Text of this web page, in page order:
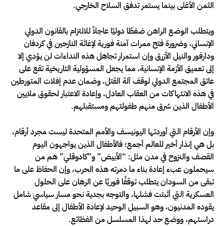
الثمن الأغلى بينما يستمر تدفق السلاح الخارجي.
ويتطلب الوضع الراهن ضغطًا دوليًا عاجلاً للالتزام بالقانون الدولي
الإنساني، وضرورة فتح ممرات آمنة فورية لإغاثة النازحين في كردفان
ودارفور والنيل الأزرق وإن استمرار تجاهل هذه النداءات لن يؤدي إلا
إلى تعميق الأزمة الإنسانية، مما يجعل المسؤولية التاريخية تقع على
عاتق المجتمع الدولي لوقف آلة القتل، وضمان عدم إفلات المتورطين
في هذه الانتهاكات من العقاب العادل، وإعادة الاعتبار لحقوق ملايين
الأطفال الذين سُرق منهم طفولتهم ومستقبلهم.
وإن الأرقام التي أوردتها اليونيسف والأمم المتحدة ليست مجرد أرقام،
بل هي إنذار أخير للعالم أجمع؛ فالأطفال الذين يواجهون اليوم
القصف والنزوح في مدن مثل: “الأبيض” و”كادوقلي” هم من
سيحملون عبء إعادة بناء ما دمرته هذه الحرب، وإن الحفاظ على ما
تبقى من السودان يتطلب توقفًا فوريًا عن الرهان على الحلول
العسكرية التي أثبتت فشلها، والتوجه بجدية نحو مسار سياسي شامل
يقوده المدنيون، وهو السبيل الوحيد لإعادة الأطفال إلى مقاعد
دراستهم، ووضع حد لهذا المسلسل من الفظائع.